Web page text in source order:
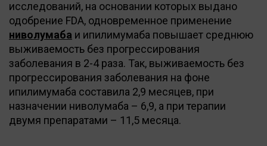
исследований, на основании которых выдано
одобрение FDA, одновременное применение
ниволумаба и ипилимумаба повышает среднюю
выживаемость без прогрессирования
заболевания в 2-4 раза. Так, выживаемость без
прогрессирования заболевания на фоне
ипилимумаба составила 2,9 месяцев, при
назначении ниволумаба – 6,9, а при терапии
двумя препаратами – 11,5 месяца.